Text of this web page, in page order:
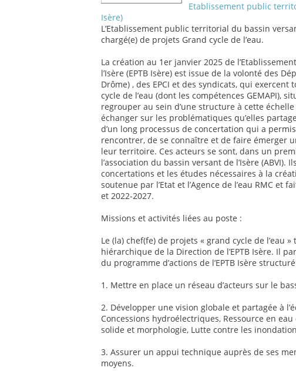
Etablissement public
Isère)
L’Etablissement public territorial du bassin
chargé(e) de projets Grand cycle de l’eau.
La création au 1er janvier 2025 de
l’Isère (EPTB Isère) est issue de la volonté des
Drôme) , des EPCI et des syndicats, qui
cycle de l’eau (dont les compétences GEMAPI),
regrouper au sein d’une structure à cette
échanger sur les problématiques qu’elles
d’un long processus de concertation qui a
rencontrer, de se connaître et de faire émerger
leur territoire. Ces acteurs se sont, dans un
l’association du bassin versant de l’Isère
concertations et les études nécessaires à la
soutenue par l’Etat et l’Agence de l’eau RMC et
et 2022-2027.
Missions et activités liées au poste :
Le (la) chef(fe) de projets « grand cycle de l’eau
hiérarchique de la Direction de l’EPTB Isère. Il
du programme d’actions de l’EPTB Isère
1. Mettre en place un réseau d’acteurs sur le
2. Développer une vision globale et partagée à
Concessions hydroélectriques, Ressource en
solide et morphologie, Lutte contre les
3. Assurer un appui technique auprès de ses
moyens.